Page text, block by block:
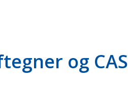
og CAS